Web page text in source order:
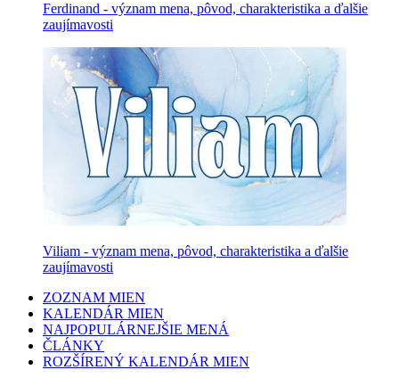
Ferdinand - význam mena, pôvod, charakteristika a ďalšie
zaujímavosti
Viliam - význam mena, pôvod, charakteristika a ďalšie
zaujímavosti
ZOZNAM MIEN
KALENDÁR MIEN
NAJPOPULÁRNEJŠIE MENÁ
ČLÁNKY
ROZŠÍRENÝ KALENDÁR MIEN